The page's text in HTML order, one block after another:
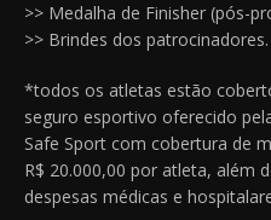
>> Medalha de Finisher (pós-
>> Brindes dos patrocinadores.
*todos os atletas estão
seguro esportivo oferecido
Safe Sport com cobertura de
R$ 20.000,00 por atleta, além
despesas médicas e